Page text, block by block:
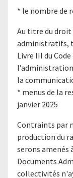
* le nombre de
Au titre du droit
administratifs,
Livre III du
la
* menus de la
janvier 2025
Contraints par
production du
serons amenés
Documents
collectivités